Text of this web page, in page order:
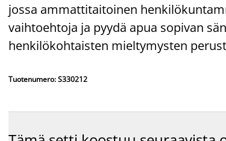
jossa ammattitaitoinen
vaihtoehtoja ja pyydä apua sopivan
henkilökohtaisten mieltymysten
Tuotenumero: S330212